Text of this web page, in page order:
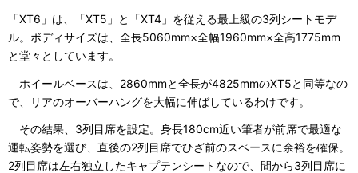
「XT6」は、「XT5」と「XT4」を従える最上級の3列シートモデ
ル。ボディサイズは、全長5060mm×全幅1960mm×全高1775mm
と堂々としています。
ホイールベースは、2860mmと全長が4825mmのXT5と同等なの
で、リアのオーバーハングを大幅に伸ばしているわけです。
その結果、3列目席を設定。身長180cm近い筆者が前席で最適な
運転姿勢を選び、直後の2列目席でひざ前のスペースに余裕を確保。
2列目席は左右独立したキャプテンシートなので、間から3列目席に